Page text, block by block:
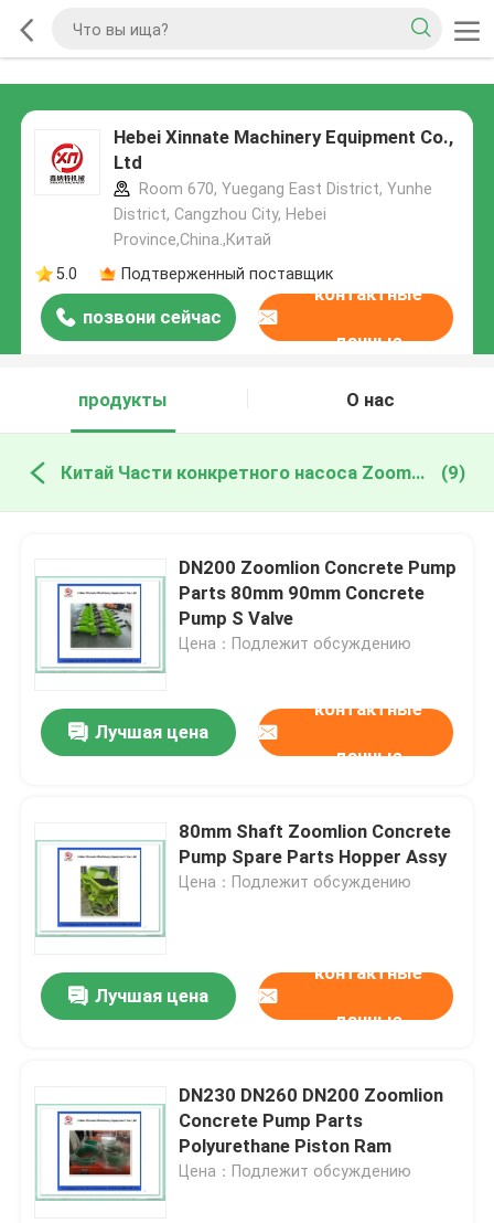
Hebei Xinnate Machinery Equipment Co.,
Ltd
Room 670, Yuegang East District, Yunhe
District, Cangzhou City, Hebei
Province,China.,Китай
5.0
Подтверженный поставщик
позвони сейчас
контактные
данные
продукты О нас
Китай Части конкретного насоса Zoomlion (9)
DN200 Zoomlion Concrete Pump
Parts 80mm 90mm Concrete
Pump S Valve
Цена：Подлежит обсуждению
Лучшая цена
контактные
данные
80mm Shaft Zoomlion Concrete
Pump Spare Parts Hopper Assy
Цена：Подлежит обсуждению
Лучшая цена
контактные
данные
DN230 DN260 DN200 Zoomlion
Concrete Pump Parts
Polyurethane Piston Ram
Цена：Подлежит обсуждению